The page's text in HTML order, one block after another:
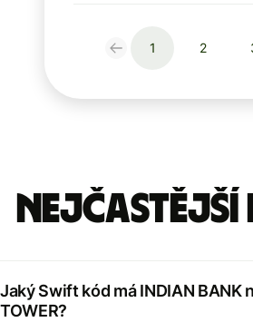
1 2
Jaký Swift kód má INDIAN BANK
TOWER?